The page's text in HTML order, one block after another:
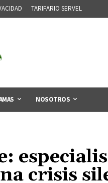
TARIFARIO SERVEL
NOSOTROS
crisis